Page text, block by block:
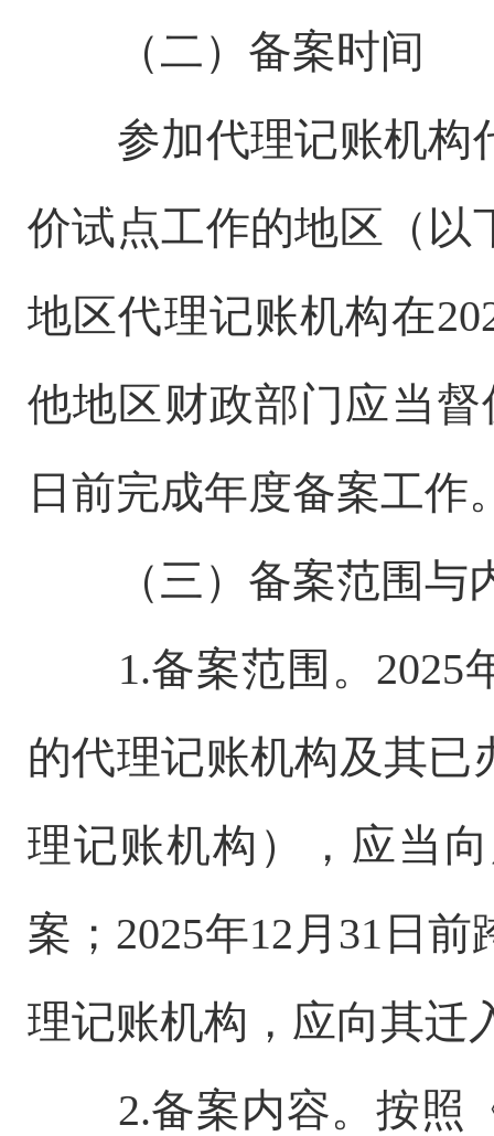
（二）备案时间
参加代理记账机构
价试点工作的地区（以
地区代理记账机构在
他地区财政部门应当
日前完成年度备案工作
（三）备案范围与
1.备案范围。2025
的代理记账机构及其
理记账机构），应当
案；2025年12月31日
理记账机构，应向其迁
2.备案内容。按照